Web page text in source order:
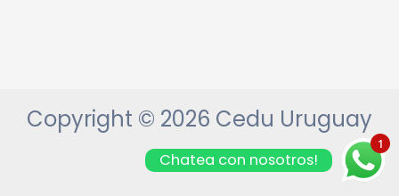
Copyright © 2026 Cedu Uruguay
1
Chatea con nosotros!